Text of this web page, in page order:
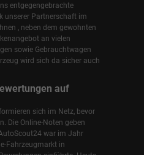
entgegengebrachte
unserer Partnerschaft im
, neben dem gewohnten
an vielen
sowie Gebrauchtwagen
wird sich da sicher auch
auf
sich im Netz, bevor
Die Online-Noten geben
war im Jahr
Fahrzeugmarkt in